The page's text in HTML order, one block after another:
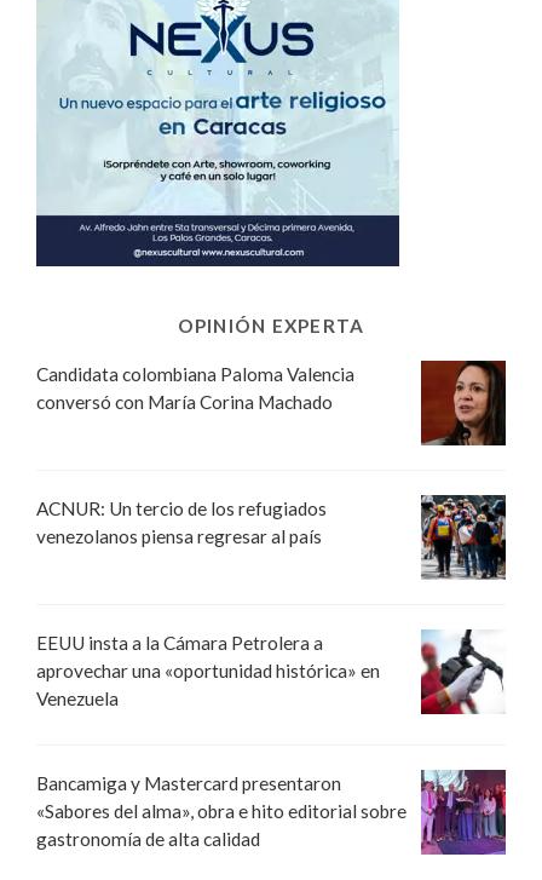
OPINIÓN EXPERTA
Candidata colombiana Paloma Valencia
conversó con María Corina Machado
ACNUR: Un tercio de los refugiados
venezolanos piensa regresar al país
EEUU insta a la Cámara Petrolera a
aprovechar una «oportunidad histórica» en
Venezuela
Bancamiga y Mastercard presentaron
«Sabores del alma», obra e hito editorial sobre
gastronomía de alta calidad